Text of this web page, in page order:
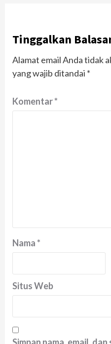
Tinggalkan
Alamat email Anda tidak
yang wajib ditandai *
Komentar*
Nama*
Situs Web